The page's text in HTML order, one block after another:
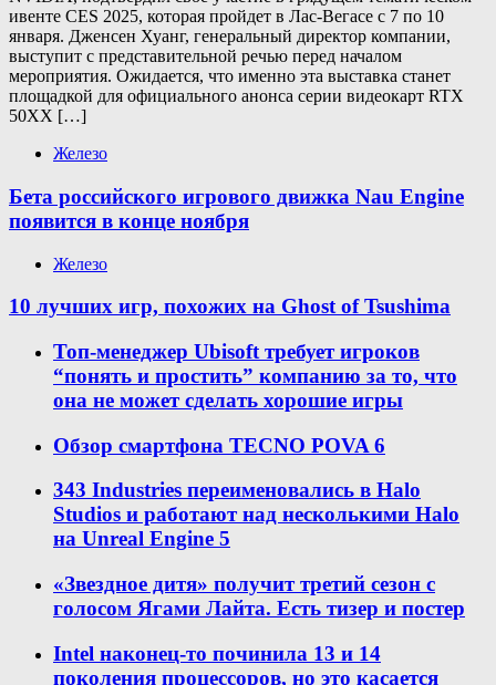
ивенте CES 2025, которая пройдет в Лас-Вегасе с 7 по 10
января. Дженсен Хуанг, генеральный директор компании,
выступит с представительной речью перед началом
мероприятия. Ожидается, что именно эта выставка станет
площадкой для официального анонса серии видеокарт RTX
50XX […]
Железо
Бета российского игрового движка Nau Engine
появится в конце ноября
Железо
10 лучших игр, похожих на Ghost of Tsushima
Топ-менеджер Ubisoft требует игроков
“понять и простить” компанию за то, что
она не может сделать хорошие игры
Обзор смартфона TECNO POVA 6
343 Industries переименовались в Halo
Studios и работают над несколькими Halo
на Unreal Engine 5
«Звездное дитя» получит третий сезон с
голосом Ягами Лайта. Есть тизер и постер
Intel наконец-то починила 13 и 14
поколения процессоров, но это касается